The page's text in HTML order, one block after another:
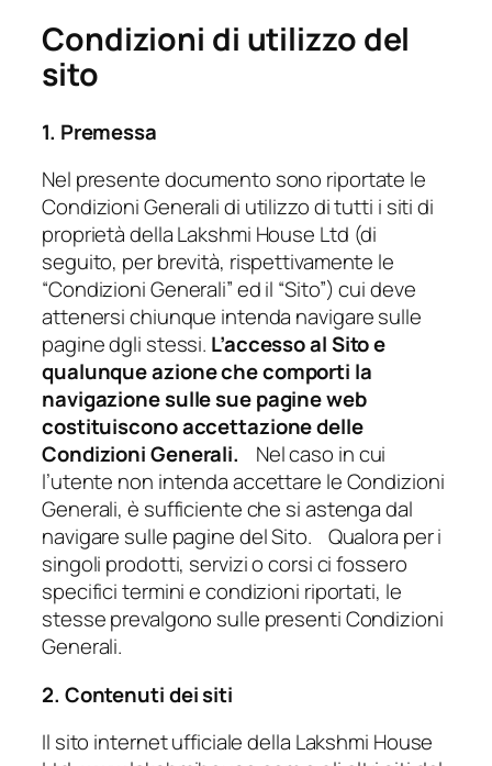
Condizioni di utilizzo del
sito
1. Premessa
Nel presente documento sono riportate le
Condizioni Generali di utilizzo di tutti i siti di
proprietà della Lakshmi House Ltd (di
seguito, per brevità, rispettivamente le
“Condizioni Generali” ed il “Sito”) cui deve
attenersi chiunque intenda navigare sulle
pagine dgli stessi. L’accesso al Sito e
qualunque azione che comporti la
navigazione sulle sue pagine web
costituiscono accettazione delle
Condizioni Generali.
Nel caso in cui
l’utente non intenda accettare le Condizioni
Generali, è sufficiente che si astenga dal
navigare sulle pagine del Sito. Qualora per i
singoli prodotti, servizi o corsi ci fossero
specifici termini e condizioni riportati, le
stesse prevalgono sulle presenti Condizioni
Generali.
2. Contenuti dei siti
Il sito internet ufficiale della Lakshmi House